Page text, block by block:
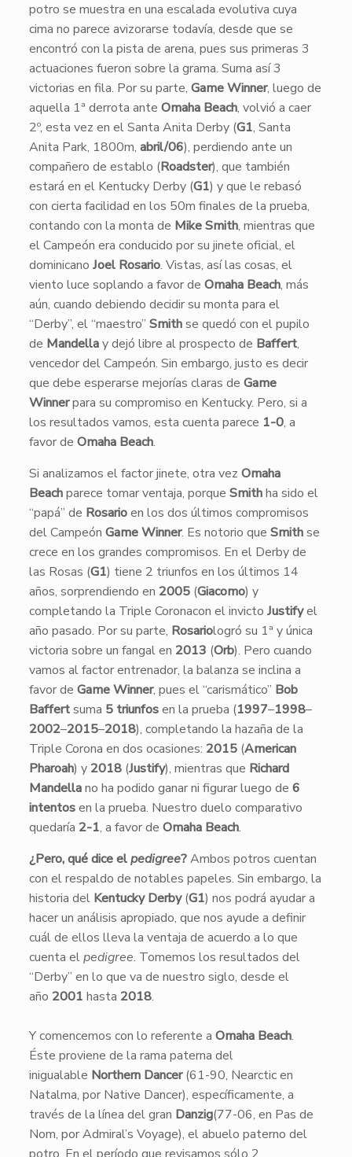
potro se muestra en una escalada evolutiva cuya
cima no parece avizorarse todavía, desde que se
encontró con la pista de arena, pues sus primeras 3
actuaciones fueron sobre la grama. Suma así 3
victorias en fila. Por su parte, Game Winner, luego de
aquella 1ª derrota ante Omaha Beach, volvió a caer
2º, esta vez en el Santa Anita Derby (G1, Santa
Anita Park, 1800m, abril/06), perdiendo ante un
compañero de establo (Roadster), que también
estará en el Kentucky Derby (G1) y que le rebasó
con cierta facilidad en los 50m finales de la prueba,
contando con la monta de Mike Smith, mientras que
el Campeón era conducido por su jinete oficial, el
dominicano Joel Rosario. Vistas, así las cosas, el
viento luce soplando a favor de Omaha Beach, más
aún, cuando debiendo decidir su monta para el
“Derby”, el “maestro” Smithse quedó con el pupilo
de Mandellay dejó libre al prospecto de Baffert,
vencedor del Campeón. Sin embargo, justo es decir
que debe esperarse mejorías claras de Game
Winnerpara su compromiso en Kentucky. Pero, si a
los resultados vamos, esta cuenta parece 1-0, a
favor de Omaha Beach.
Si analizamos el factor jinete, otra vez Omaha
Beachparece tomar ventaja, porque Smithha sido el
“papá” de Rosarioen los dos últimos compromisos
del Campeón Game Winner. Es notorio que Smithse
crece en los grandes compromisos. En el Derby de
las Rosas (G1) tiene 2 triunfos en los últimos 14
años, sorprendiendo en 2005(Giacomo) y
completando la Triple Coronacon el invicto Justifyel
año pasado. Por su parte, Rosariologró su 1ª y única
victoria sobre un fangal en 2013 (Orb). Pero cuando
vamos al factor entrenador, la balanza se inclina a
favor de Game Winner, pues el “carismático” Bob
Baffertsuma 5 triunfosen la prueba (1997–1998–
2002–2015–2018), completando la hazaña de la
Triple Corona en dos ocasiones: 2015(American
Pharoah) y 2018(Justify), mientras que Richard
Mandellano ha podido ganar ni figurar luego de 6
intentosen la prueba. Nuestro duelo comparativo
quedaría 2-1, a favor de Omaha Beach.
¿Pero, qué dice elpedigree?Ambos potros cuentan
con el respaldo de notables papeles. Sin embargo, la
historia del Kentucky Derby(G1) nos podrá ayudar a
hacer un análisis apropiado, que nos ayude a definir
cuál de ellos lleva la ventaja de acuerdo a lo que
cuenta elpedigree. Tomemos los resultados del
“Derby” en lo que va de nuestro siglo, desde el
año 2001 hasta 2018.
Y comencemos con lo referente a Omaha Beach.
Éste proviene de la rama paterna del
inigualable Northern Dancer(61-90, Nearctic en
Natalma, por Native Dancer), específicamente, a
través de la línea del gran Danzig(77-06, en Pas de
Nom, por Admiral’s Voyage), el abuelo paterno del